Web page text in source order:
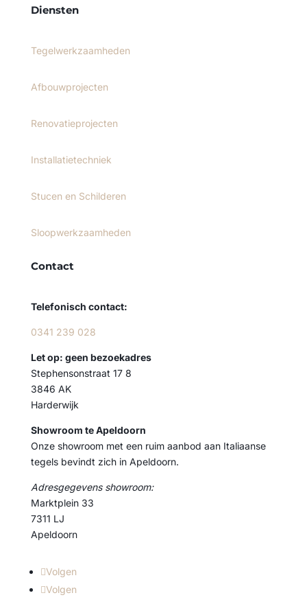
Diensten
Tegelwerkzaamheden
Afbouwprojecten
Renovatieprojecten
Installatietechniek
Stucen en Schilderen
Sloopwerkzaamheden
Contact
Telefonisch contact:
0341 239 028
Let op: geen bezoekadres
Stephensonstraat 17 8
3846 AK
Harderwijk
Showroom te Apeldoorn
Onze showroom met een ruim aanbod aan Italiaanse
tegels bevindt zich in Apeldoorn.
Adresgegevens showroom:
Marktplein 33
7311 LJ
Apeldoorn
Volgen
Volgen